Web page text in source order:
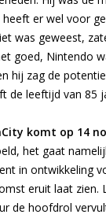
er wel voor
was geweest,
goed, Nintendo
hij zag de
de leeftijd van 85
komt op 14
het gaat
in ontwikkeling
eruit laat zien.
de hoofdrol